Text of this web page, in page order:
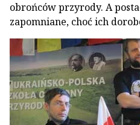
obrońców przyrody. A
zapomniane, choć ich